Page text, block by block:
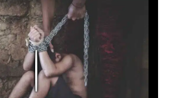
Play